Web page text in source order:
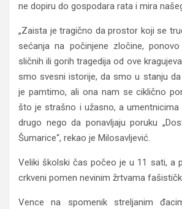
ne dopiru do gospodara rata i mira
„Zaista je tragično da prostor koji se
sećanja na počinjene zločine,
sličnih ili gorih tragedija od ove
smo svesni istorije, da smo u stanju
je pamtimo, ali ona nam se ciklično
što je strašno i užasno, a
drugo nego da ponavljaju poruku
Šumarice“, rekao je Milosavljević.
Veliki školski čas počeo je u 11 sati, a
crkveni pomen nevinim žrtvama
Vence na spomenik streljanim